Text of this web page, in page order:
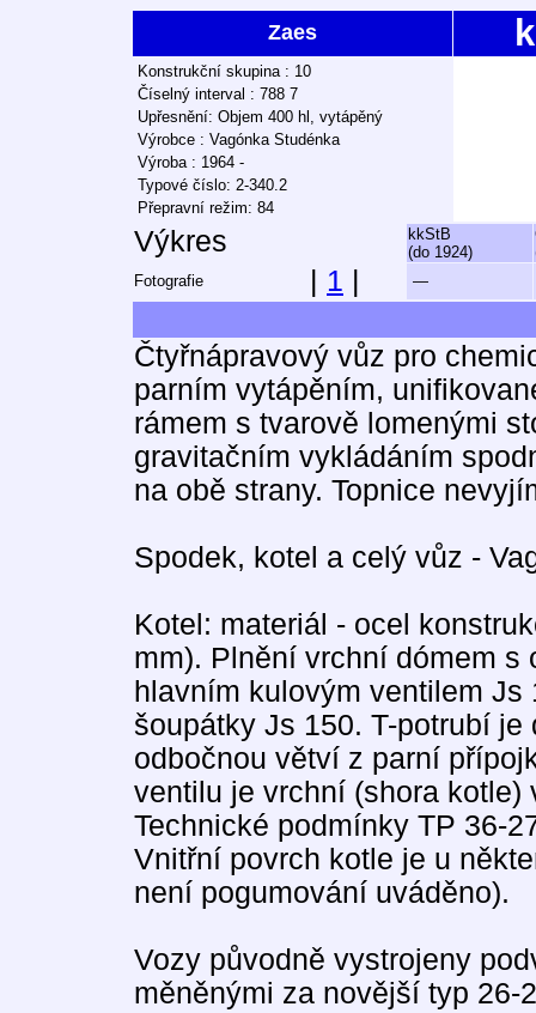
Zaes
Konstrukční skupina : 10
Číselný interval : 788 7
Upřesnění: Objem 400 hl, vytápěný
Výrobce : Vagónka Studénka
Výroba : 1964 -
Typové číslo: 2-340.2
Přepravní režim: 84
Výkres
kkStB
(do 1924)
Fotografie
1 —
Čtyřnápravový vůz pro
parním vytápěním,
rámem s tvarově lomenými
gravitačním vykládáním
na obě strany. Topnice
Spodek, kotel a celý vůz -
Kotel: materiál - ocel
mm). Plnění vrchní dómem
hlavním kulovým ventilem
šoupátky Js 150. T-potrubí
odbočnou větví z parní
ventilu je vrchní (shora kotle)
Technické podmínky TP 36-
Vnitřní povrch kotle je u
není pogumování uváděno).
Vozy původně vystrojeny
měněnými za novější typ 26-